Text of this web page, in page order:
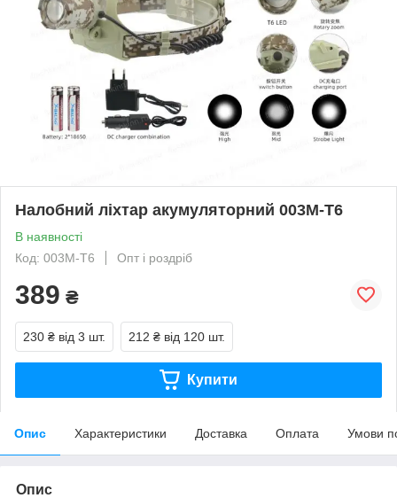
Налобний ліхтар акумуляторний 003M-T6
В наявності
Код: 003M-T6
Опт і роздріб
389 ₴
230 ₴ від 3 шт. 212 ₴ від 120 шт.
Купити
Опис Характеристики Доставка Оплата Умови
Опис